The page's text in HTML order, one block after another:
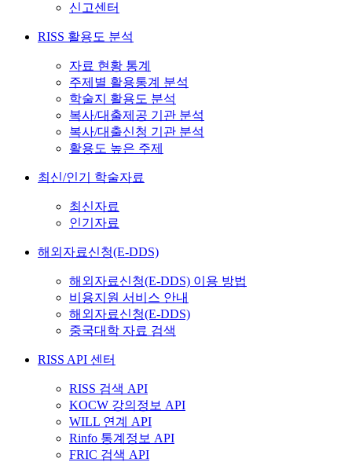
신고센터
RISS 활용도 분석
자료 현황 통계
주제별 활용통계 분석
학술지 활용도 분석
복사/대출제공 기관 분석
복사/대출신청 기관 분석
활용도 높은 주제
최신/인기 학술자료
최신자료
인기자료
해외자료신청(E-DDS)
해외자료신청(E-DDS) 이용 방법
비용지원 서비스 안내
해외자료신청(E-DDS)
중국대학 자료 검색
RISS API 센터
RISS 검색 API
KOCW 강의정보 API
WILL 연계 API
Rinfo 통계정보 API
FRIC 검색 API